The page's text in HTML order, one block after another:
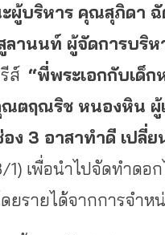
ผู้บริหาร คุณสุภิดา
านนท์ ผู้จัดการบริห
ส์ “พี่พระเอกกับเด็ก
ตฤณริช หนองหิน ผู้
อง 3 อาสาทำดี เปลี่
1) เพื่อนำไปจัดทำดอ
ยรายได้จากการจำ